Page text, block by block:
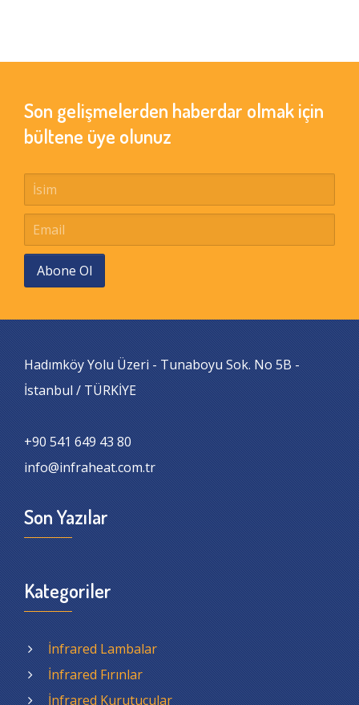
Son gelişmelerden haberdar olmak için
bültene üye olunuz
Abone Ol
Hadımköy Yolu Üzeri - Tunaboyu Sok. No 5B -
İstanbul / TÜRKİYE
+90 541 649 43 80
info@infraheat.com.tr
Son Yazılar
Kategoriler
İnfrared Lambalar
İnfrared Fırınlar
İnfrared Kurutucular